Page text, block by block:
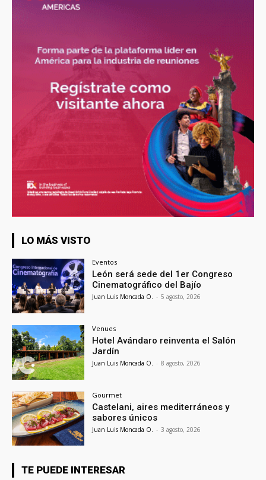
LO MÁS VISTO
Eventos
León será sede del 1er Congreso
Cinematográfico del Bajío
Juan Luis Moncada O. - 5 agosto, 2026
Venues
Hotel Avándaro reinventa el Salón
Jardín
Juan Luis Moncada O. - 8 agosto, 2026
Gourmet
Castelani, aires mediterráneos y
sabores únicos
Juan Luis Moncada O. - 3 agosto, 2026
TE PUEDE INTERESAR